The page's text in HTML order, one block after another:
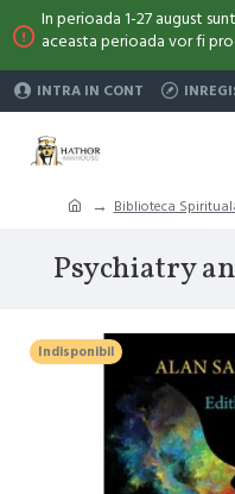
In perioada 1-27 august
aceasta perioada vor fi
INTRA IN CONT
Biblioteca
Psychiatry
Indisponibil